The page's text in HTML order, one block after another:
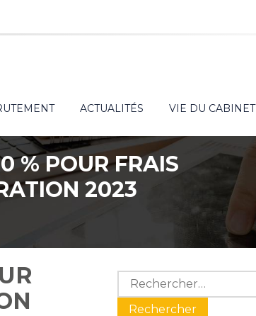
ACTUALITÉS VIE DU CABINET
% POUR FRAIS
2023
Blog
sidebar
Rechercher :